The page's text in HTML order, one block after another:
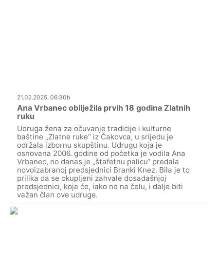
21.02.2025. 06:30h
Ana Vrbanec obilježila prvih 18 godina Zlatnih
ruku
Udruga žena za očuvanje tradicije i kulturne
baštine „Zlatne ruke“ iz Čakovca, u srijedu je
održala izbornu skupštinu. Udrugu koja je
osnovana 2006. godine od početka je vodila Ana
Vrbanec, no danas je „štafetnu palicu“ predala
novoizabranoj predsjednici Branki Knez. Bila je to
prilika da se okupljeni zahvale dosadašnjoj
predsjednici, koja će, iako ne na čelu, i dalje biti
važan član ove udruge.